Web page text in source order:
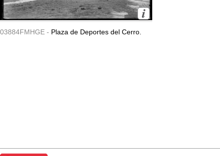
03884FMHGE - Plaza de Deportes del Cerro.